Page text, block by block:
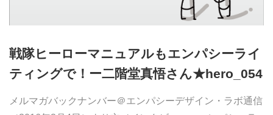
戦隊ヒーローマニュアルもエンパシーライ
ティングで！ー二階堂真悟さん★hero_054
メルマガバックナンバー＠エンパシーデザイン・ラボ通信